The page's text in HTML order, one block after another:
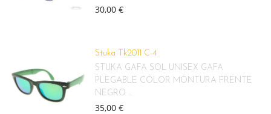
30,00 €
Stuka Tk2011 C-4
STUKA GAFA SOL UNISEX GAFA
PLEGABLE COLOR MONTURA FRENTE
NEGRO ...
35,00 €